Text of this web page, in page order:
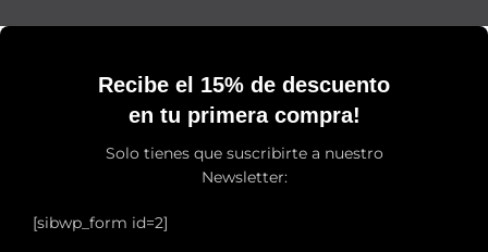
Recibe el 15% de descuento
en tu primera compra!
Solo tienes que suscribirte a nuestro
Newsletter:
[sibwp_form id=2]